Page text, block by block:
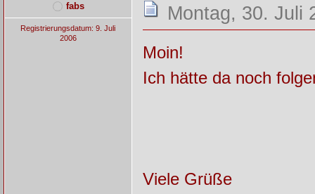
fabs
Registrierungsdatum: 9. Juli
2006
Montag, 30. Juli
Moin!
Ich hätte da noch
Viele Grüße